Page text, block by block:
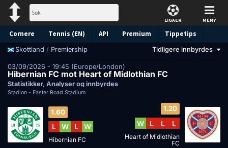
LIGAER MENY
Cornere Tennis (EN) API Premium Tippetips
Skottland / Premiership Tidligere innbyrdes
03/09/2026 - 19:45 (Europe/London)
Hibernian FC mot Heart of Midlothian FC
Statistikker, Analyser og innbyrdes
Stadion - Easter Road Stadium
1.60
L W L W
Hibernian FC
1.20
W L L L
Heart of Midlothian
FC